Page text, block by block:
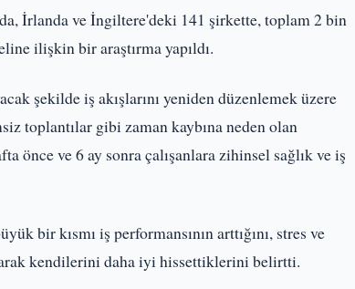
İrlanda ve İngiltere'deki 141 şirkette, toplam 2 bin
ilişkin bir araştırma yapıldı.
şekilde iş akışlarını yeniden düzenlemek üzere
toplantılar gibi zaman kaybına neden olan
önce ve 6 ay sonra çalışanlara zihinsel sağlık ve iş
bir kısmı iş performansının arttığını, stres ve
kendilerini daha iyi hissettiklerini belirtti.